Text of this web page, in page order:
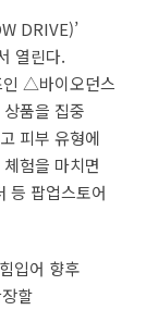
DRIVE)’
열린다.
인 △바이오던스
품을 집중
피부 유형에
험을 마치면
등 팝업스토어
입어 향후
할